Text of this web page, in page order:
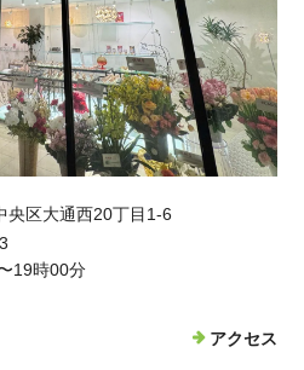
央区大通西20丁目1-6
19時00分
アクセス